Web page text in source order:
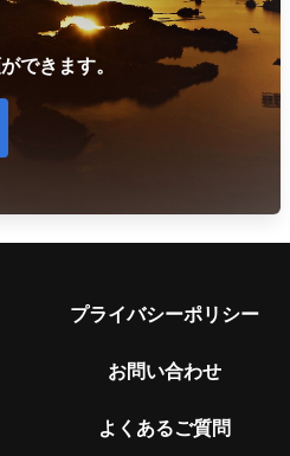
できます。
プライバシーポリシー
お問い合わせ
よくあるご質問